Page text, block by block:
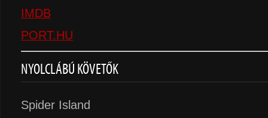
IMDB
PORT.HU
NYOLCLÁBÚ KÖVETŐK
Spider Island